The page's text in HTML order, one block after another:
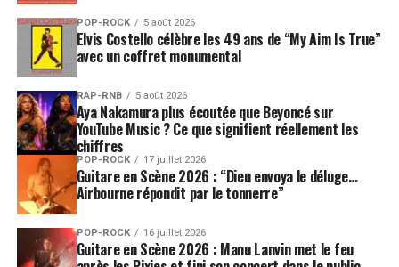
POP-ROCK 5 août 2026
Elvis Costello célèbre les 49 ans de “My Aim Is True”
avec un coffret monumental
RAP-RNB 5 août 2026
Aya Nakamura plus écoutée que Beyoncé sur
YouTube Music ? Ce que signifient réellement les
chiffres
POP-ROCK 17 juillet 2026
Guitare en Scène 2026 : “Dieu envoya le déluge…
Airbourne répondit par le tonnerre”
POP-ROCK 16 juillet 2026
Guitare en Scène 2026 : Manu Lanvin met le feu